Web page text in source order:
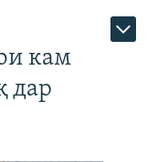
кам
дар